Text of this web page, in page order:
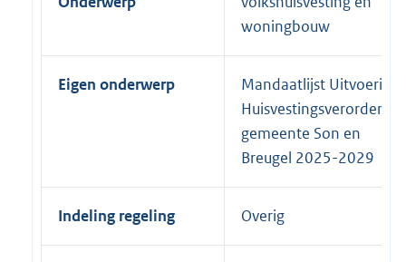
woningbouw
Eigen onderwerp
Mandaatlijst Uitvoering
Huisvestingsverordening
gemeente Son en
Breugel 2025-2029
Indeling regeling Overig